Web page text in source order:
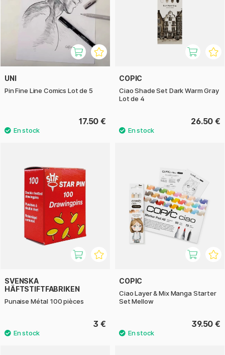
UNI
Pin Fine Line Comics Lot de 5
17.50 €
COPIC
Ciao Shade Set Dark Warm Gray
Lot de 4
26.50 €
SVENSKA
HÄFTSTIFTFABRIKEN
Punaise Métal 100 pièces
3 €
COPIC
Ciao Layer & Mix Manga Starter
Set Mellow
39.50 €